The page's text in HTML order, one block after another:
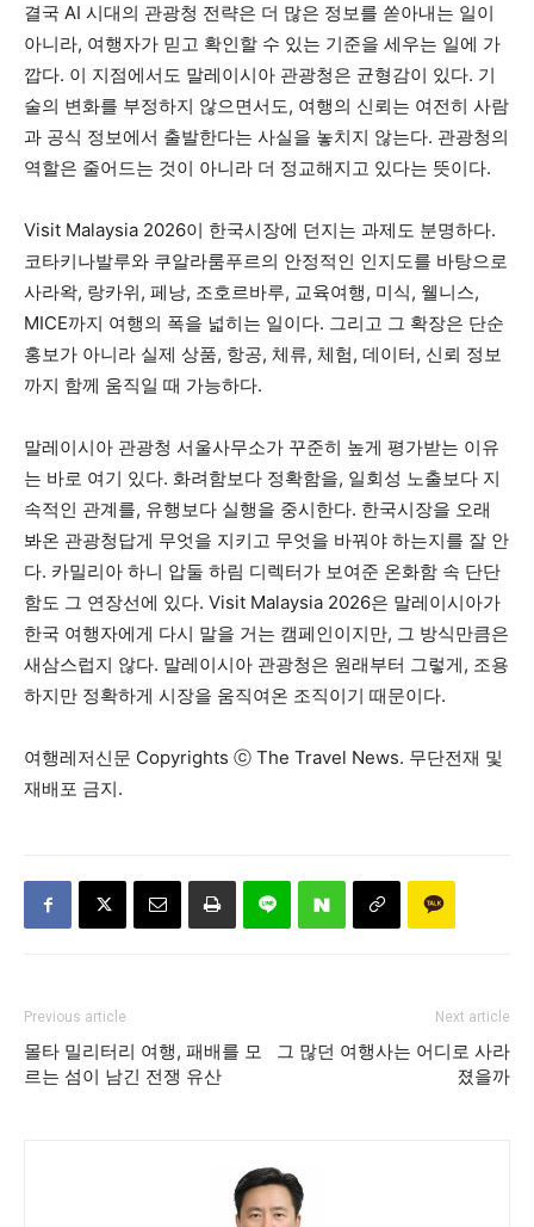
결국 AI 시대의 관광청 전략은 더 많은 정보를 쏟아내는 일이
아니라, 여행자가 믿고 확인할 수 있는 기준을 세우는 일에 가
깝다. 이 지점에서도 말레이시아 관광청은 균형감이 있다. 기
술의 변화를 부정하지 않으면서도, 여행의 신뢰는 여전히 사람
과 공식 정보에서 출발한다는 사실을 놓치지 않는다. 관광청의
역할은 줄어드는 것이 아니라 더 정교해지고 있다는 뜻이다.
Visit Malaysia 2026이 한국시장에 던지는 과제도 분명하다.
코타키나발루와 쿠알라룸푸르의 안정적인 인지도를 바탕으로
사라왁, 랑카위, 페낭, 조호르바루, 교육여행, 미식, 웰니스,
MICE까지 여행의 폭을 넓히는 일이다. 그리고 그 확장은 단순
홍보가 아니라 실제 상품, 항공, 체류, 체험, 데이터, 신뢰 정보
까지 함께 움직일 때 가능하다.
말레이시아 관광청 서울사무소가 꾸준히 높게 평가받는 이유
는 바로 여기 있다. 화려함보다 정확함을, 일회성 노출보다 지
속적인 관계를, 유행보다 실행을 중시한다. 한국시장을 오래
봐온 관광청답게 무엇을 지키고 무엇을 바꿔야 하는지를 잘 안
다. 카밀리아 하니 압둘 하림 디렉터가 보여준 온화함 속 단단
함도 그 연장선에 있다. Visit Malaysia 2026은 말레이시아가
한국 여행자에게 다시 말을 거는 캠페인이지만, 그 방식만큼은
새삼스럽지 않다. 말레이시아 관광청은 원래부터 그렇게, 조용
하지만 정확하게 시장을 움직여온 조직이기 때문이다.
여행레저신문 Copyrights ⓒ The Travel News. 무단전재 및
재배포 금지.
Previous article
몰타 밀리터리 여행, 패배를 모
르는 섬이 남긴 전쟁 유산
Next article
그 많던 여행사는 어디로 사라
졌을까